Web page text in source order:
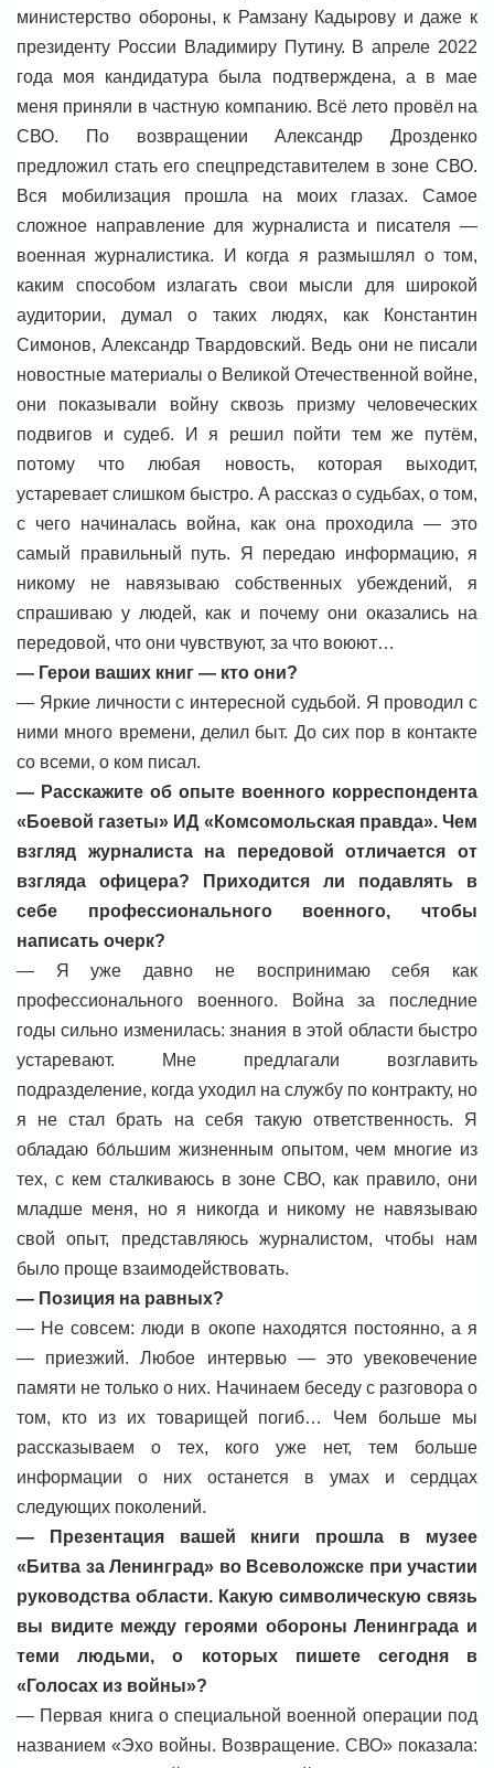
министерство обороны, к Рамзану Кадырову и даже к
президенту России Владимиру Путину. В апреле 2022
года моя кандидатура была подтверждена, а в мае
меня приняли в частную компанию. Всё лето провёл на
СВО. По возвращении Александр Дрозденко
предложил стать его спецпредставителем в зоне СВО.
Вся мобилизация прошла на моих глазах. Самое
сложное направление для журналиста и писателя —
военная журналистика. И когда я размышлял о том,
каким способом излагать свои мысли для широкой
аудитории, думал о таких людях, как Константин
Симонов, Александр Твардовский. Ведь они не писали
новостные материалы о Великой Отечественной войне,
они показывали войну сквозь призму человеческих
подвигов и судеб. И я решил пойти тем же путём,
потому что любая новость, которая выходит,
устаревает слишком быстро. А рассказ о судьбах, о том,
с чего начиналась война, как она проходила — это
самый правильный путь. Я передаю информацию, я
никому не навязываю собственных убеждений, я
спрашиваю у людей, как и почему они оказались на
передовой, что они чувствуют, за что воюют…
— Герои ваших книг — кто они?
— Яркие личности с интересной судьбой. Я проводил с
ними много времени, делил быт. До сих пор в контакте
со всеми, о ком писал.
— Расскажите об опыте военного корреспондента
«Боевой газеты» ИД «Комсомольская правда». Чем
взгляд журналиста на передовой отличается от
взгляда офицера? Приходится ли подавлять в
себе профессионального военного, чтобы
написать очерк?
— Я уже давно не воспринимаю себя как
профессионального военного. Война за последние
годы сильно изменилась: знания в этой области быстро
устаревают. Мне предлагали возглавить
подразделение, когда уходил на службу по контракту, но
я не стал брать на себя такую ответственность. Я
обладаю бо́льшим жизненным опытом, чем многие из
тех, с кем сталкиваюсь в зоне СВО, как правило, они
младше меня, но я никогда и никому не навязываю
свой опыт, представляюсь журналистом, чтобы нам
было проще взаимодействовать.
— Позиция на равных?
— Не совсем: люди в окопе находятся постоянно, а я
— приезжий. Любое интервью — это увековечение
памяти не только о них. Начинаем беседу с разговора о
том, кто из их товарищей погиб… Чем больше мы
рассказываем о тех, кого уже нет, тем больше
информации о них останется в умах и сердцах
следующих поколений.
— Презентация вашей книги прошла в музее
«Битва за Ленинград» во Всеволожске при участии
руководства области. Какую символическую связь
вы видите между героями обороны Ленинграда и
теми людьми, о которых пишете сегодня в
«Голосах из войны»?
— Первая книга о специальной военной операции под
названием «Эхо войны. Возвращение. СВО» показала: